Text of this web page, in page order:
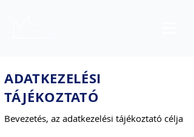
ADATKEZELÉSI
TÁJÉKOZTATÓ
Bevezetés, az adatkezelési tájékoztató célja